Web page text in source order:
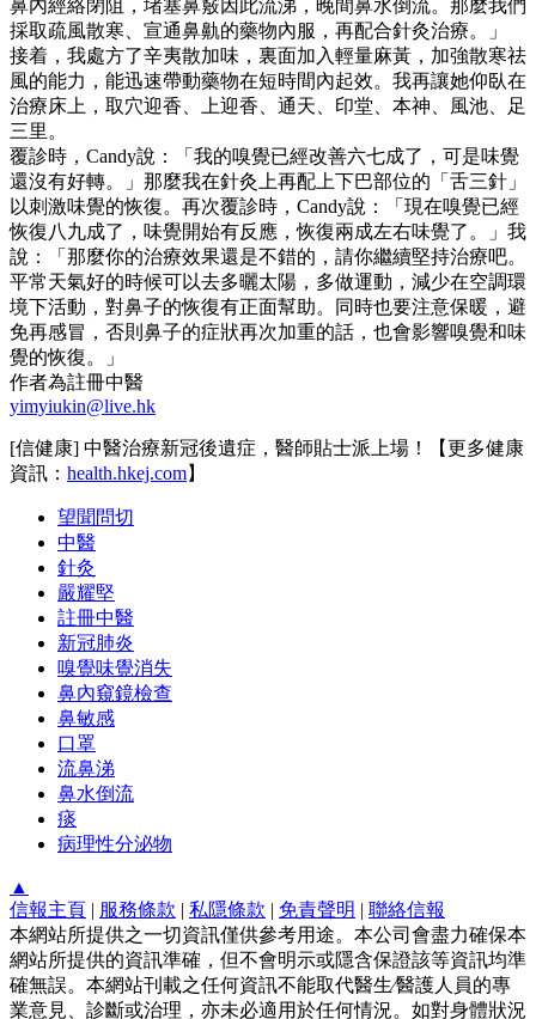
鼻內經絡閉阻，堵塞鼻竅因此流涕，晚間鼻水倒流。那麼我們
採取疏風散寒、宣通鼻鼽的藥物內服，再配合針灸治療。」
接着，我處方了辛夷散加味，裏面加入輕量麻黃，加強散寒祛
風的能力，能迅速帶動藥物在短時間內起效。我再讓她仰臥在
治療床上，取穴迎香、上迎香、通天、印堂、本神、風池、足
三里。
覆診時，Candy說：「我的嗅覺已經改善六七成了，可是味覺
還沒有好轉。」那麼我在針灸上再配上下巴部位的「舌三針」
以刺激味覺的恢復。再次覆診時，Candy說：「現在嗅覺已經
恢復八九成了，味覺開始有反應，恢復兩成左右味覺了。」我
說：「那麼你的治療效果還是不錯的，請你繼續堅持治療吧。
平常天氣好的時候可以去多曬太陽，多做運動，減少在空調環
境下活動，對鼻子的恢復有正面幫助。同時也要注意保暖，避
免再感冒，否則鼻子的症狀再次加重的話，也會影響嗅覺和味
覺的恢復。」
作者為註冊中醫
yimyiukin@live.hk
[信健康] 中醫治療新冠後遺症，醫師貼士派上場！【更多健康
資訊： health.hkej.com】
望聞問切
中醫
針灸
嚴耀堅
註冊中醫
新冠肺炎
嗅覺味覺消失
鼻內窺鏡檢查
鼻敏感
口罩
流鼻涕
鼻水倒流
痰
病理性分泌物
▲
信報主頁 | 服務條款 | 私隱條款 | 免責聲明 | 聯絡信報
本網站所提供之一切資訊僅供參考用途。本公司會盡力確保本
網站所提供的資訊準確，但不會明示或隱含保證該等資訊均準
確無誤。本網站刊載之任何資訊不能取代醫生∕醫護人員的專
業意見、診斷或治理，亦未必適用於任何情況。如對身體狀況